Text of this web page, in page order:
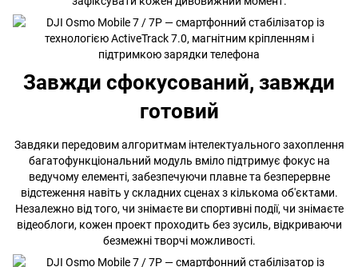
Завжди сфокусований, завжди
готовий
Завдяки передовим алгоритмам інтелектуального захоплення
багатофункціональний модуль вміло підтримує фокус на
ведучому елементі, забезпечуючи плавне та безперервне
відстеження навіть у складних сценах з кількома об'єктами.
Незалежно від того, чи знімаєте ви спортивні події, чи знімаєте
відеоблоги, кожен проект проходить без зусиль, відкриваючи
безмежні творчі можливості.